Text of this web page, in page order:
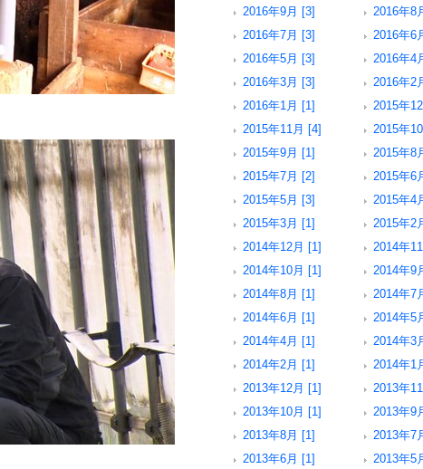
2016年9月 [3]
2016年8
2016年7月 [3]
2016年6
2016年5月 [3]
2016年4
2016年3月 [3]
2016年2
2016年1月 [1]
2015年
2015年11月 [4]
2015年
2015年9月 [1]
2015年8
2015年7月 [2]
2015年6
2015年5月 [3]
2015年4
2015年3月 [1]
2015年2
2014年12月 [1]
2014年
2014年10月 [1]
2014年9
2014年8月 [1]
2014年7
2014年6月 [1]
2014年5
2014年4月 [1]
2014年3
2014年2月 [1]
2014年1
2013年12月 [1]
2013年
2013年10月 [1]
2013年9
2013年8月 [1]
2013年7
2013年6月 [1]
2013年5